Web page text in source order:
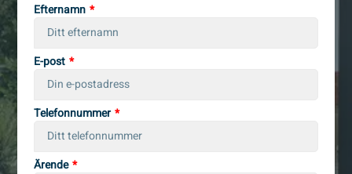
Efternamn
E-post
Telefonnummer
Ärende